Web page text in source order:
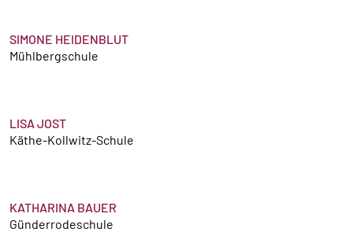
SIMONE HEIDENBLUT
Mühlbergschule
LISA JOST
Käthe-Kollwitz-Schule
KATHARINA BAUER
Günderrodeschule